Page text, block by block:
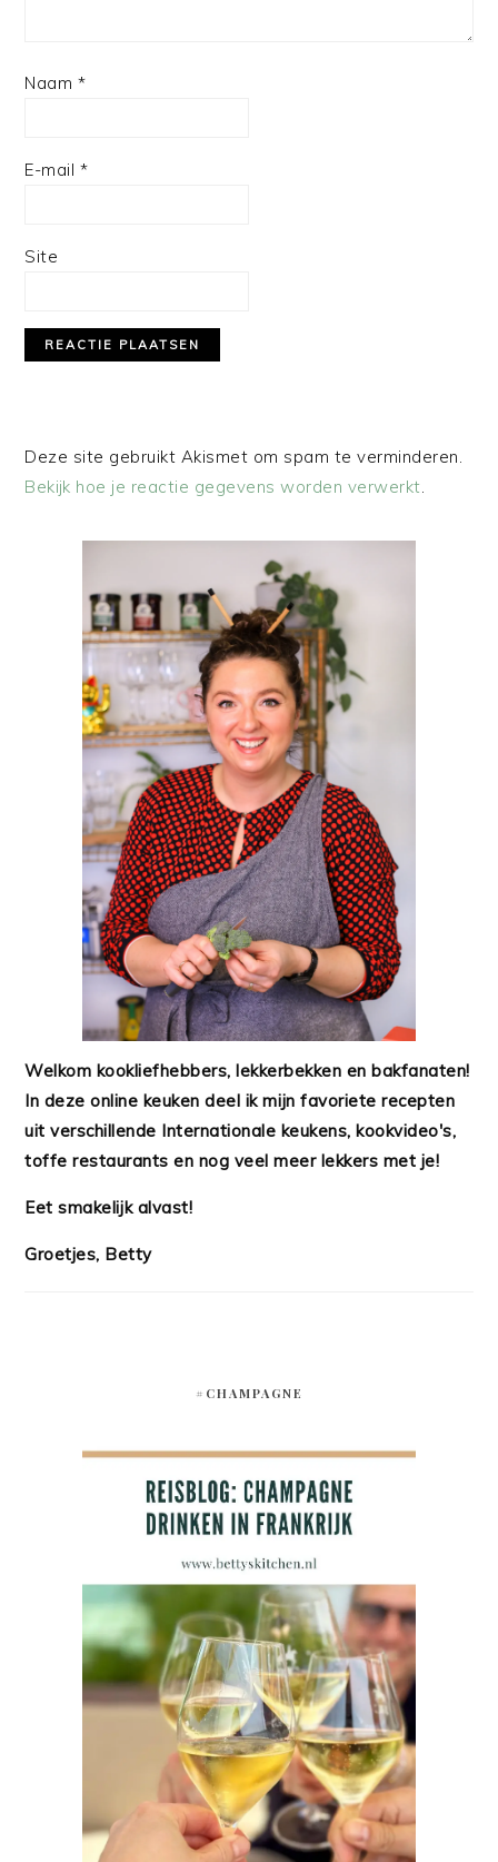
Naam *
E-mail *
Site
Deze site gebruikt Akismet om spam te verminderen.
Bekijk hoe je reactie gegevens worden verwerkt.
Welkom kookliefhebbers, lekkerbekken en bakfanaten!
In deze online keuken deel ik mijn favoriete recepten
uit verschillende Internationale keukens, kookvideo's,
toffe restaurants en nog veel meer lekkers met je!
Eet smakelijk alvast!
Groetjes, Betty
#CHAMPAGNE